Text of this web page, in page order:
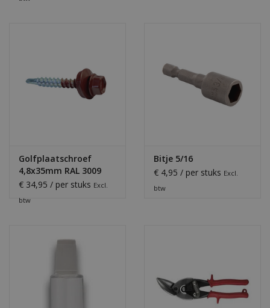
Golfplaatschroef
4,8x35mm RAL 3009
€ 34,95 / per stuks Excl.
btw
Bitje 5/16
€ 4,95 / per stuks Excl.
btw